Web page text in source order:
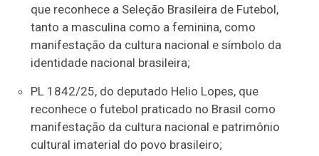
que reconhece a Seleção Brasileira de Futebol,
tanto a masculina como a feminina, como
manifestação da cultura nacional e símbolo da
identidade nacional brasileira;
PL 1842/25, do deputado Helio Lopes, que
reconhece o futebol praticado no Brasil como
manifestação da cultura nacional e patrimônio
cultural imaterial do povo brasileiro;